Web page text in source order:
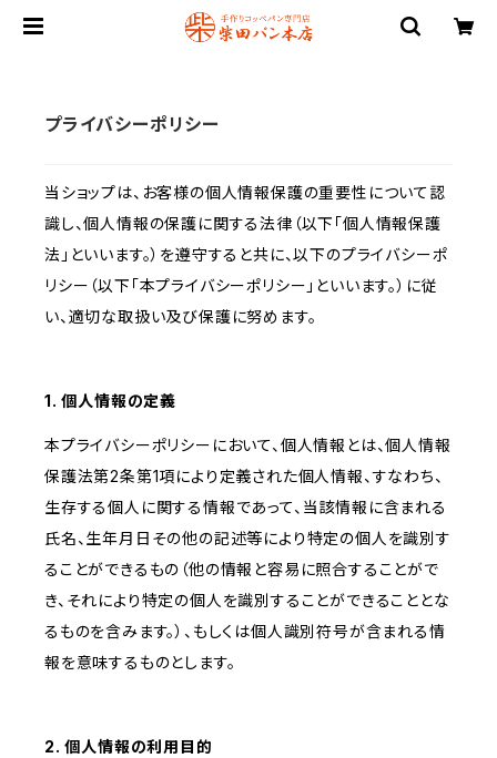
プライバシーポリシー
当ショップは、お客様の個人情報保護の重要性について認
識し、個人情報の保護に関する法律（以下「個人情報保護
法」といいます。）を遵守すると共に、以下のプライバシーポ
リシー（以下「本プライバシーポリシー」といいます。）に従
い、適切な取扱い及び保護に努めます。
1. 個人情報の定義
本プライバシーポリシーにおいて、個人情報とは、個人情報
保護法第2条第1項により定義された個人情報、すなわち、
生存する個人に関する情報であって、当該情報に含まれる
氏名、生年月日その他の記述等により特定の個人を識別す
ることができるもの（他の情報と容易に照合することがで
き、それにより特定の個人を識別することができることとな
るものを含みます。）、もしくは個人識別符号が含まれる情
報を意味するものとします。
2. 個人情報の利用目的